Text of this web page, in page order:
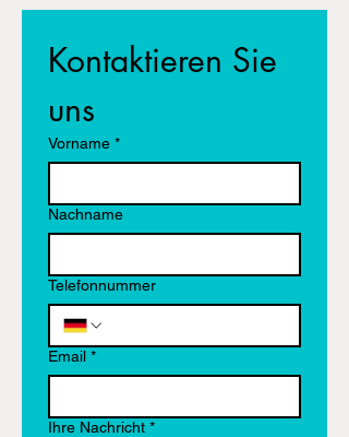
Kontaktieren Sie
uns
Vorname *
Nachname
Telefonnummer
Email *
Ihre Nachricht *